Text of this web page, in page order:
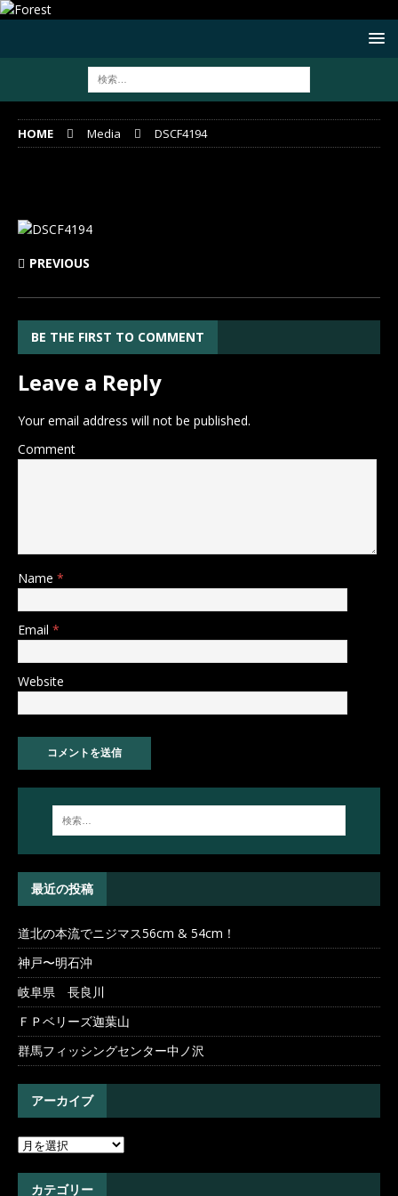
HOME Media DSCF4194
PREVIOUS
BE THE FIRST TO COMMENT
Leave a Reply
Your email address will not be published.
Comment
Name *
Email *
Website
最近の投稿
道北の本流でニジマス56cm & 54cm！
神戸〜明石沖
岐阜県 長良川
ＦＰベリーズ迦葉山
群馬フィッシングセンター中ノ沢
アーカイブ
カテゴリー